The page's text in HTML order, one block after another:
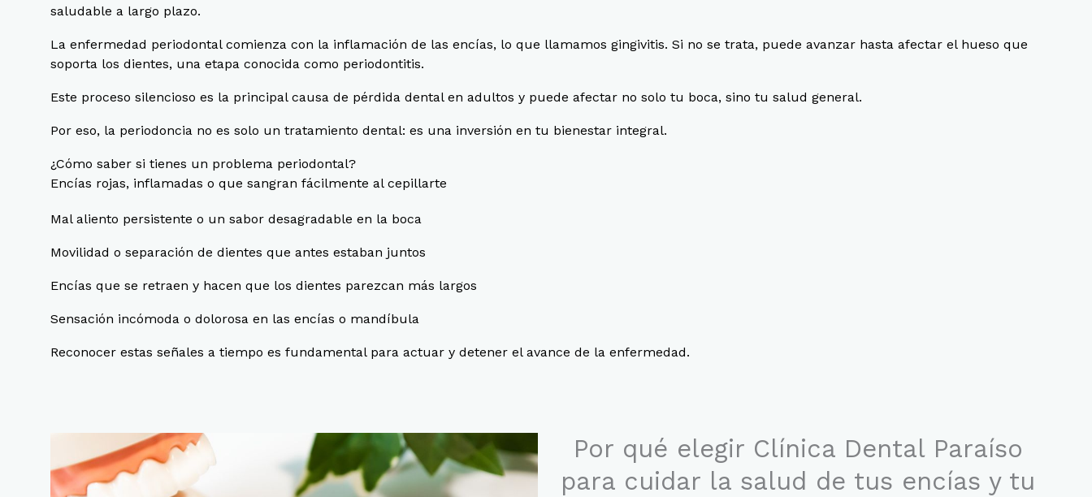
saludable a largo plazo.
La enfermedad periodontal comienza con la inflamación de las encías, lo que llamamos gingivitis. Si no se trata, puede avanzar hasta afectar el hueso que
soporta los dientes, una etapa conocida como periodontitis.
Este proceso silencioso es la principal causa de pérdida dental en adultos y puede afectar no solo tu boca, sino tu salud general.
Por eso, la periodoncia no es solo un tratamiento dental: es una inversión en tu bienestar integral.
¿Cómo saber si tienes un problema periodontal?
Encías rojas, inflamadas o que sangran fácilmente al cepillarte
Mal aliento persistente o un sabor desagradable en la boca
Movilidad o separación de dientes que antes estaban juntos
Encías que se retraen y hacen que los dientes parezcan más largos
Sensación incómoda o dolorosa en las encías o mandíbula
Reconocer estas señales a tiempo es fundamental para actuar y detener el avance de la enfermedad.
Por qué elegir Clínica Dental Paraíso
para cuidar la salud de tus encías y tu